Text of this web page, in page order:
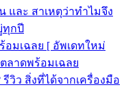
ละ สาเหตุว่าทำไมจึง
ทุกปี
มเฉลย [ อัพเดทใหม่
ลาดพร้อมเฉลย
รีวิว สิ่งที่ได้จากเครื่องมือ